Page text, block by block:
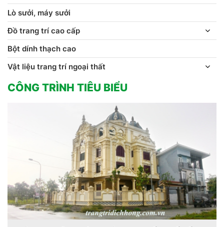
Lò sưởi, máy sưởi
Đồ trang trí cao cấp
Bột dính thạch cao
Vật liệu trang trí ngoại thất
CÔNG TRÌNH TIÊU BIỂU